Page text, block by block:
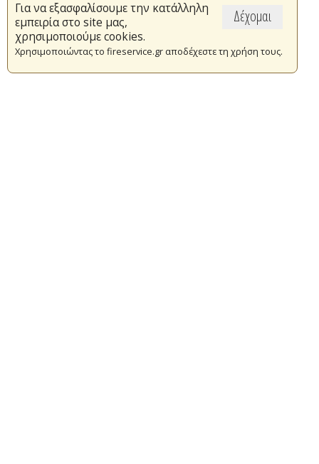
Δέχομαι
Για να εξασφαλίσουμε την κατάλληλη
εμπειρία στο site μας,
χρησιμοποιούμε cookies.
Χρησιμοποιώντας το fireservice.gr αποδέχεστε τη χρήση τους.